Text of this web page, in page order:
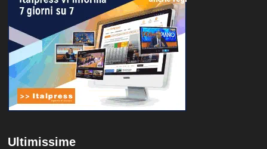
Ultimissime